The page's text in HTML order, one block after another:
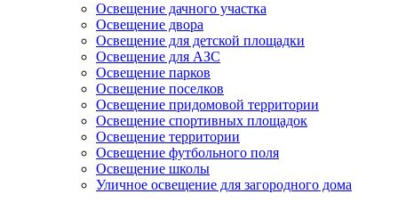
Освещение дачного участка
Освещение двора
Освещение для детской площадки
Освещение для АЗС
Освещение парков
Освещение поселков
Освещение придомовой территории
Освещение спортивных площадок
Освещение территории
Освещение футбольного поля
Освещение школы
Уличное освещение для загородного дома